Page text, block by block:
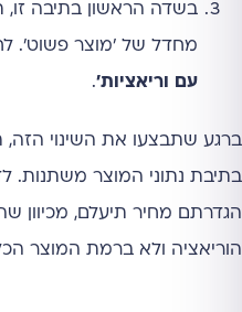
בשדה הראשון בתיבה
מחדל של 'מוצר פשוט'.
עם וריאציות'.
ברגע שתבצעו את השינוי הזה,
בתיבת נתוני המוצר משתנות.
הגדרתם מחיר תיעלם, מכיוון
הוריאציה ולא ברמת המוצר